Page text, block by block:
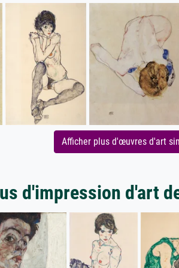
Afficher plus d'œuvres d'art
d'impression d'art